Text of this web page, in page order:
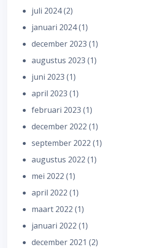
juli 2024(2)
januari 2024(1)
december 2023 (1)
augustus 2023 (1)
juni 2023 (1)
april 2023 (1)
februari 2023 (1)
december 2022 (1)
september 2022 (1)
augustus 2022 (1)
mei 2022 (1)
april 2022 (1)
maart 2022 (1)
januari 2022 (1)
december 2021 (2)